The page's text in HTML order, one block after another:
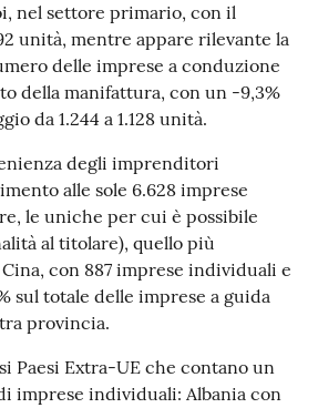
nel settore primario, con il
unità, mentre appare rilevante la
delle imprese a conduzione
della manifattura, con un -9,3%
da 1.244 a 1.128 unità.
degli imprenditori
alle sole 6.628 imprese
le uniche per cui è possibile
al titolare), quello più
con 887 imprese individuali e
sul totale delle imprese a guida
provincia.
Paesi Extra-UE che contano un
imprese individuali: Albania con